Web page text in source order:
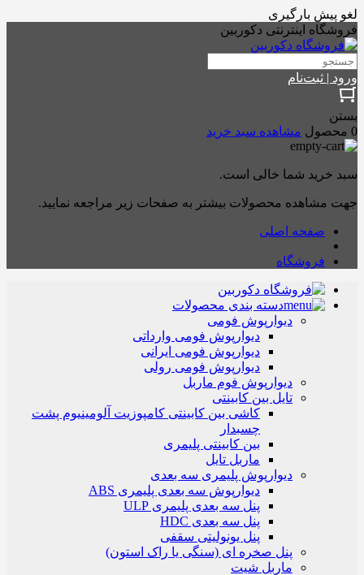
لغو پیش بارگیری
فروشگاه اینترنتی دکوربین
ورود | ثبت‌نام
بستن
0 محصول
مشاهده سبد خرید
سبد خرید شما خالی است.
جهت مشاهده محصولات بیشتر به صفحات زیر مراجعه نمایید.
صفحه اصلی
فروشگاه
دسته بندی محصولات
دیوارپوش فومی
دیوارپوش فومی وارداتی
دیوارپوش فومی ایرانی
دیوارپوش فومی رولی
دیوارپوش فوم ماربل
تایل بین کابینتی
کاشی بین کابینتی کامپوزیت آلومینیوم پشت
چسبدار
بین کابینتی پلیمری
ماربل تایل
دیوارپوش پلیمری سه بعدی
دیوارپوش سه بعدی پلیمری ABS
پنل سه بعدی پلیمری ULP
پنل سه بعدی HDC
پنل یونولیتی سقفی
پنل صخره ای (سنگی یا راک استون)
ماربل شیت